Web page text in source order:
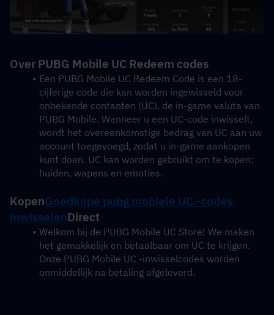
Over PUBG Mobile UC Redeem codes
Een PUBG Mobile UC Redeem Code is een 18-
cijferige code die kan worden ingewisseld voor
onbekende contanten (UC), de in-game valuta van
PUBG Mobile. Wanneer u een UC-code inwisselt,
wordt het overeenkomstige bedrag van UC aan uw
account toegevoegd, zodat u in-game aankopen
kunt doen. UC kan worden gebruikt om te kopen:
huiden, wapens en emoties.
KopenGoedkope pubg mobiele UC -codes
inwisselenDirect
Welkom bij de PUBG Mobile UC Store! We maken
het gemakkelijk en betaalbaar om UC te krijgen.
Onze PUBG Mobile UC -inwisselcodes worden
onmiddellijk na betaling afgeleverd.